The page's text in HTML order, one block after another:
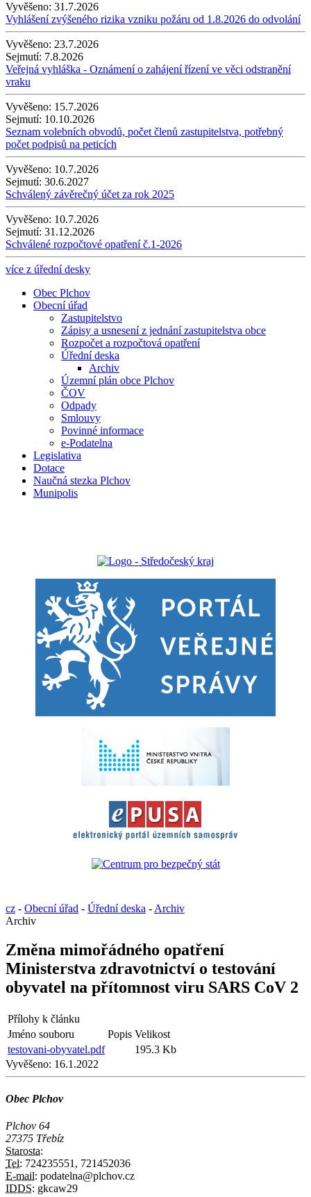
Vyvěšeno: 31.7.2026
Vyhlášení zvýšeného rizika vzniku požáru od 1.8.2026 do odvolání
Vyvěšeno: 23.7.2026
Sejmutí: 7.8.2026
Veřejná vyhláška - Oznámení o zahájení řízení ve věci odstranění
vraku
Vyvěšeno: 15.7.2026
Sejmutí: 10.10.2026
Seznam volebních obvodů, počet členů zastupitelstva, potřebný
počet podpisů na peticích
Vyvěšeno: 10.7.2026
Sejmutí: 30.6.2027
Schválený závěrečný účet za rok 2025
Vyvěšeno: 10.7.2026
Sejmutí: 31.12.2026
Schválené rozpočtové opatření č.1-2026
více z úřední desky
Obec Plchov
Obecní úřad
Zastupitelstvo
Zápisy a usnesení z jednání zastupitelstva obce
Rozpočet a rozpočtová opatření
Úřední deska
Archiv
Územní plán obce Plchov
ČOV
Odpady
Smlouvy
Povinné informace
e-Podatelna
Legislativa
Dotace
Naučná stezka Plchov
Munipolis
cz - Obecní úřad - Úřední deska - Archiv
Archiv
Změna mimořádného opatření
Ministerstva zdravotnictví o testování
obyvatel na přítomnost viru SARS CoV 2
Přílohy k článku
Jméno souboru
Popis Velikost
testovani-obyvatel.pdf
195.3 Kb
Vyvěšeno: 16.1.2022
Obec Plchov
Plchov 64
27375 Třebíz
Starosta:
Tel: 724235551, 721452036
E-mail: podatelna@plchov.cz
IDDS: gkcaw29